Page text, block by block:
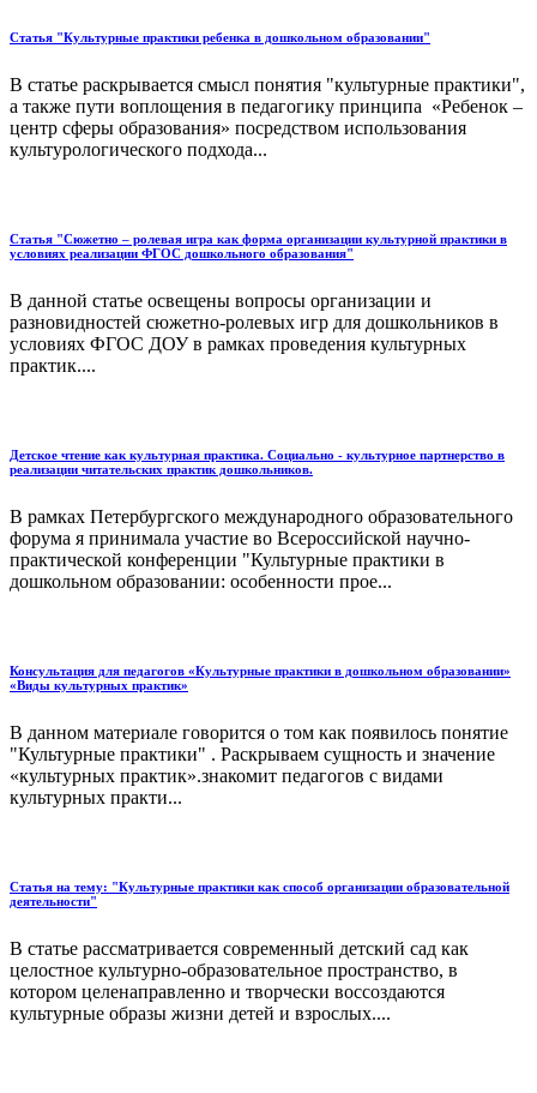
Статья "Культурные практики ребенка в дошкольном образовании"
В статье раскрывается смысл понятия "культурные практики",
а также пути воплощения в педагогику принципа «Ребенок –
центр сферы образования» посредством использования
культурологического подхода...
Статья "Сюжетно – ролевая игра как форма организации культурной практики в
условиях реализации ФГОС дошкольного образования"
В данной статье освещены вопросы организации и
разновидностей сюжетно-ролевых игр для дошкольников в
условиях ФГОС ДОУ в рамках проведения культурных
практик....
Детское чтение как культурная практика. Социально - культурное партнерство в
реализации читательских практик дошкольников.
В рамках Петербургского международного образовательного
форума я принимала участие во Всероссийской научно-
практической конференции "Культурные практики в
дошкольном образовании: особенности прое...
Консультация для педагогов «Культурные практики в дошкольном образовании»
«Виды культурных практик»
В данном материале говорится о том как появилось понятие
"Культурные практики" . Раскрываем сущность и значение
«культурных практик».знакомит педагогов с видами
культурных практи...
Статья на тему: "Культурные практики как способ организации образовательной
деятельности"
В статье рассматривается современный детский сад как
целостное культурно-образовательное пространство, в
котором целенаправленно и творчески воссоздаются
культурные образы жизни детей и взрослых....